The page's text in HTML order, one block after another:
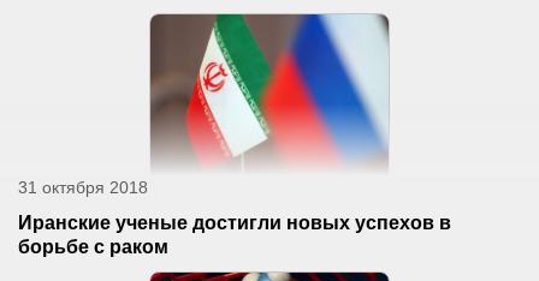
31 октября 2018
Иранские ученые достигли новых успехов в
борьбе с раком